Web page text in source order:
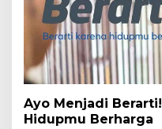
Ayo Menjadi
Hidupmu Berharga